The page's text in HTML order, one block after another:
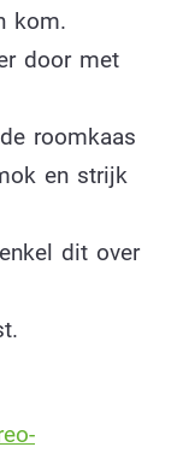
kom.
door met
roomkaas
en strijk
dit over